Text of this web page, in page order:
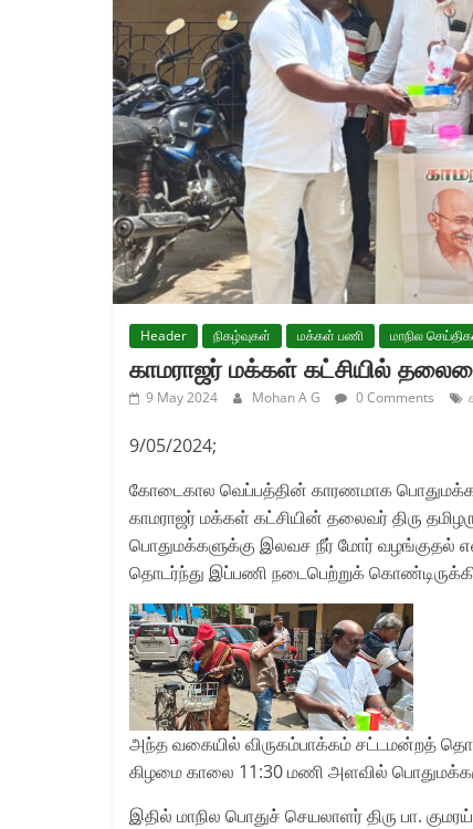
Header நிகழ்வுகள் மக்கள் பணி மாநில
காமராஜர் மக்கள் கட்சியில்
9 May 2024 Mohan A G 0 Comments
9/05/2024;
கோடைகால வெப்பத்தின் காரணமாக
காமராஜர் மக்கள் கட்சியின் தலைவர் திரு
பொதுமக்களுக்கு இலவச நீர் மோர் வழங்குதல்
தொடர்ந்து இப்பணி நடைபெற்றுக்
அந்த வகையில் விருகம்பாக்கம் சட்டமன்றத்
கிழமை காலை 11:30 மணி அளவில்
இதில் மாநில பொதுச் செயலாளர் திரு பா.